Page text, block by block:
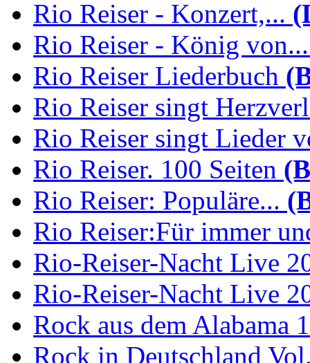
Rio Reiser - Konzert,...
Rio Reiser - König von...
Rio Reiser Liederbuch
Rio Reiser singt
Rio Reiser singt Lieder
Rio Reiser. 100 Seiten
Rio Reiser: Populäre...
Rio Reiser:Für immer
Rio-Reiser-Nacht Live
Rio-Reiser-Nacht Live
Rock aus dem Alabama
Rock in Deutschland